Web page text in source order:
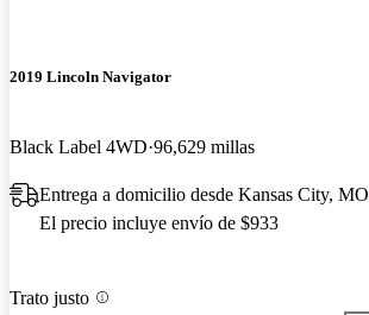
2019 Lincoln Navigator
Black Label 4WD 96,629 millas
Entrega a domicilio desde Kansas City, MO
El precio incluye envío de $933
Trato justo